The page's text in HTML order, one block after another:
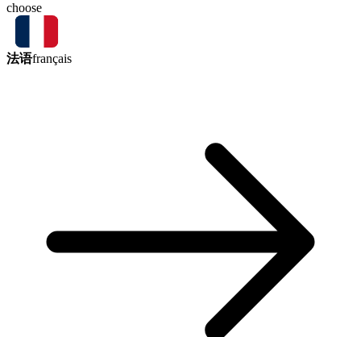
choose
法语français